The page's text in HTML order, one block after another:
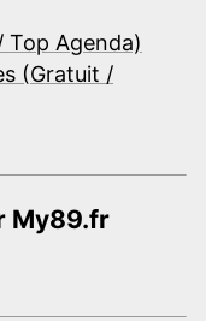
Top Agenda)
(Gratuit /
My89.fr